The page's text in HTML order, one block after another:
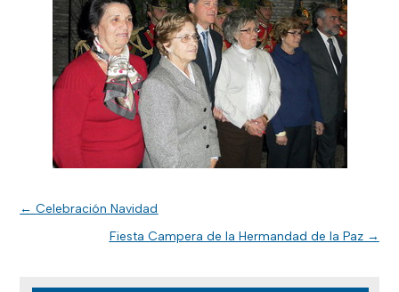
←Celebración Navidad
Fiesta Campera de la Hermandad de la Paz→